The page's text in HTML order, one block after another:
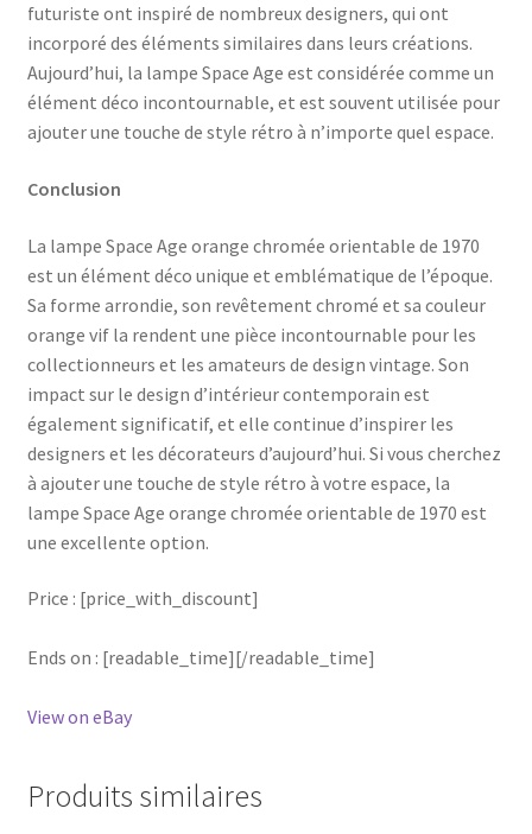
futuriste ont inspiré de nombreux designers, qui ont
incorporé des éléments similaires dans leurs créations.
Aujourd’hui, la lampe Space Age est considérée comme un
élément déco incontournable, et est souvent utilisée pour
ajouter une touche de style rétro à n’importe quel espace.
Conclusion
La lampe Space Age orange chromée orientable de 1970
est un élément déco unique et emblématique de l’époque.
Sa forme arrondie, son revêtement chromé et sa couleur
orange vif la rendent une pièce incontournable pour les
collectionneurs et les amateurs de design vintage. Son
impact sur le design d’intérieur contemporain est
également significatif, et elle continue d’inspirer les
designers et les décorateurs d’aujourd’hui. Si vous cherchez
à ajouter une touche de style rétro à votre espace, la
lampe Space Age orange chromée orientable de 1970 est
une excellente option.
Price : [price_with_discount]
Ends on : [readable_time][/readable_time]
View on eBay
Produits similaires